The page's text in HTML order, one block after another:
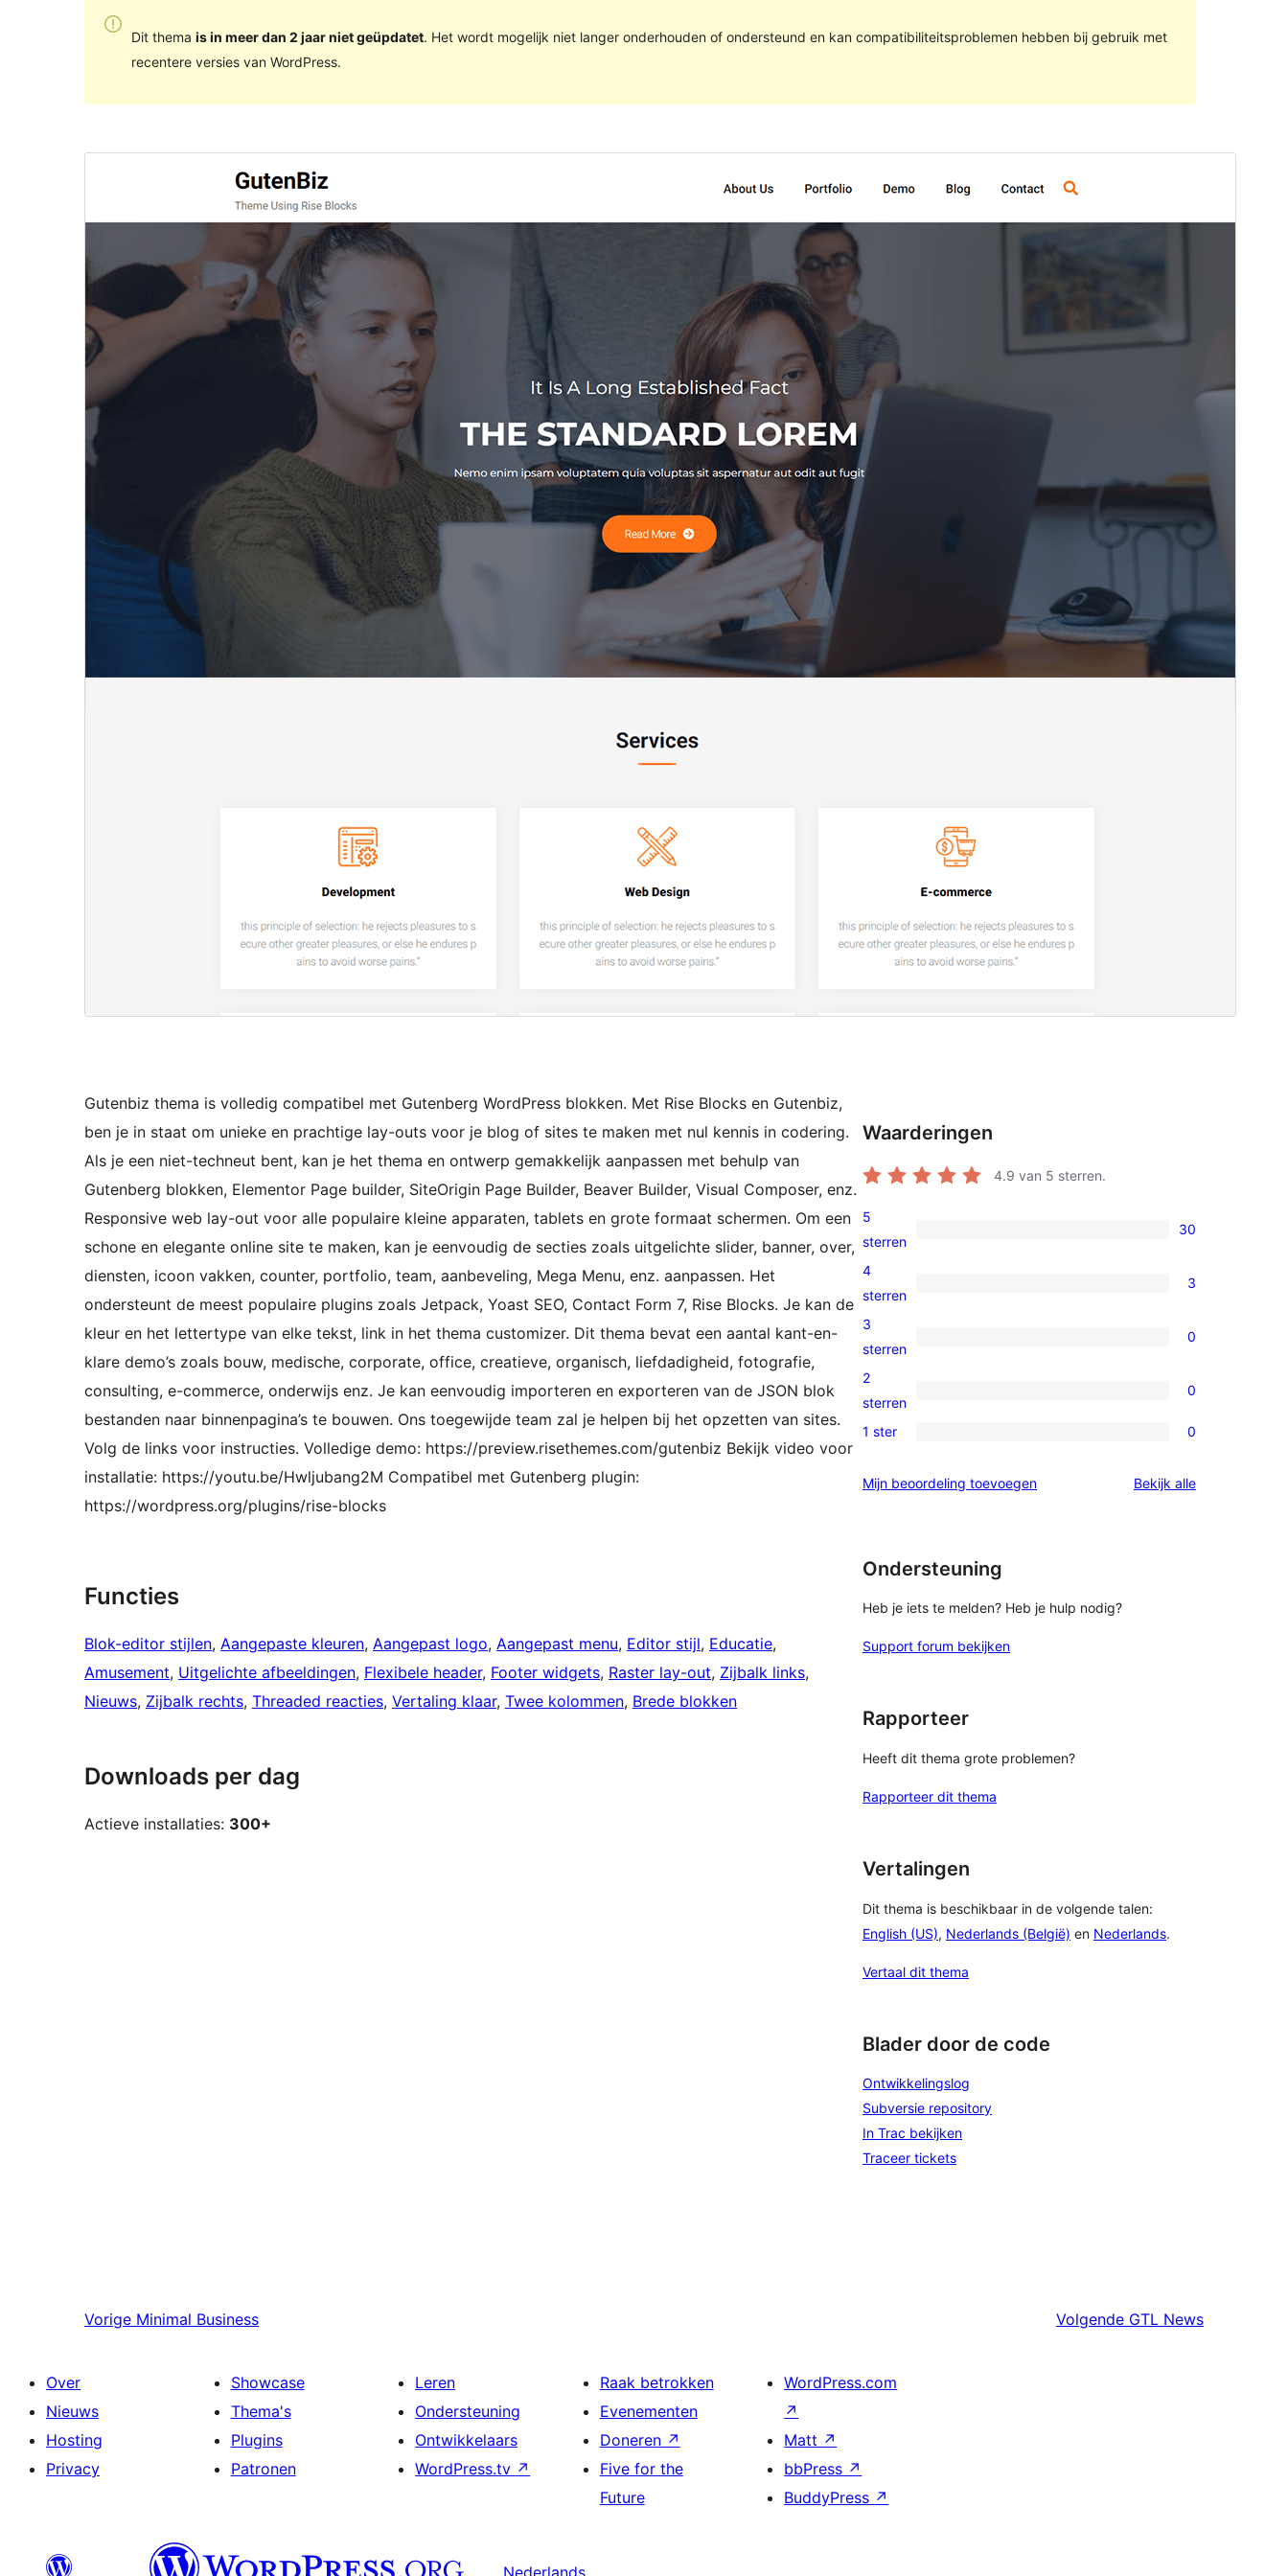
Dit thema is in meer dan 2 jaar niet geüpdatet. Het wordt mogelijk niet langer onderhouden of ondersteund en kan compatibiliteitsproblemen hebben bij gebruik met
recentere versies van WordPress.
Laatst geüpdatet
9 mei 2023
Gutenbiz thema is volledig compatibel met Gutenberg WordPress blokken. Met Rise Blocks en Gutenbiz,
ben je in staat om unieke en prachtige lay-outs voor je blog of sites te maken met nul kennis in codering.
Als je een niet-techneut bent, kan je het thema en ontwerp gemakkelijk aanpassen met behulp van
Gutenberg blokken, Elementor Page builder, SiteOrigin Page Builder, Beaver Builder, Visual Composer, enz.
Responsive web lay-out voor alle populaire kleine apparaten, tablets en grote formaat schermen. Om een
schone en elegante online site te maken, kan je eenvoudig de secties zoals uitgelichte slider, banner, over,
diensten, icoon vakken, counter, portfolio, team, aanbeveling, Mega Menu, enz. aanpassen. Het
ondersteunt de meest populaire plugins zoals Jetpack, Yoast SEO, Contact Form 7, Rise Blocks. Je kan de
kleur en het lettertype van elke tekst, link in het thema customizer. Dit thema bevat een aantal kant-en-
klare demo’s zoals bouw, medische, corporate, office, creatieve, organisch, liefdadigheid, fotografie,
consulting, e-commerce, onderwijs enz. Je kan eenvoudig importeren en exporteren van de JSON blok
bestanden naar binnenpagina’s te bouwen. Ons toegewijde team zal je helpen bij het opzetten van sites.
Volg de links voor instructies. Volledige demo: https://preview.risethemes.com/gutenbiz Bekijk video voor
installatie: https://youtu.be/Hwljubang2M Compatibel met Gutenberg plugin:
https://wordpress.org/plugins/rise-blocks
Functies
Blok-editor stijlen, Aangepaste kleuren, Aangepast logo, Aangepast menu, Editor stijl, Educatie
Amusement, Uitgelichte afbeeldingen, Flexibele header, Footer widgets, Raster lay-out, Zijbalk links
Nieuws, Zijbalk rechts, Threaded reacties, Vertaling klaar, Twee kolommen, Brede blokken
Downloads per dag
Actieve installaties: 300+
Waarderingen
4.9 van 5 sterren.
30
5
sterren
5
sterren
30
3
4
sterren
4
sterren
3
0
3
sterren
3
sterren
0
0
2
beoordelingen
2
sterren
0
0
sterren
1 ster 0
Mijn beoordeling toevoegen Bekijk allebeoordelingen
Ondersteuning
Heb je iets te melden? Heb je hulp nodig?
Support forum bekijken
Rapporteer
Heeft dit thema grote problemen?
Rapporteer dit thema
Vertalingen
Dit thema is beschikbaar in de volgende talen:
English (US), Nederlands (België) en Nederlands.
Vertaal dit thema
Blader door de code
Ontwikkelingslog
Subversie repository
In Trac bekijken
Traceer tickets
Vorige Minimal Business Volgende GTL News
Over
Nieuws
Hosting
Privacy
Showcase
Thema's
Plugins
Patronen
Leren
Ondersteuning
Ontwikkelaars
WordPress.tv ↗
Raak betrokken
Evenementen
Doneren ↗
Five for the
Future
WordPress.com
↗
Matt ↗
bbPress ↗
BuddyPress ↗
Nederlands